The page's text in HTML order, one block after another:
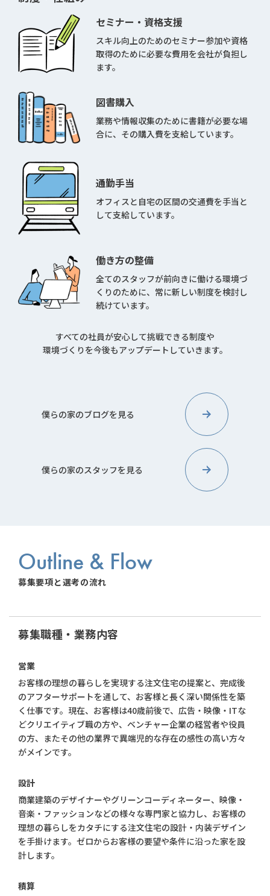
セミナー・資格支援
スキル向上のためのセミナー参加や資格
取得のために必要な費用を会社が負担し
ます。
図書購入
業務や情報収集のために書籍が必要な場
合に、その購入費を支給しています。
通勤手当
オフィスと自宅の区間の交通費を手当と
して支給しています。
働き方の整備
全てのスタッフが前向きに働ける環境づ
くりのために、常に新しい制度を検討し
続けています。
すべての社員が安心して挑戦できる制度や
環境づくりを今後もアップデートしていきます。
僕らの家のブログを見る
僕らの家のスタッフを見る
Outline & Flow
募集要項と選考の流れ
募集職種・ 業務内容
営業
お客様の理想の暮らしを実現する注文住宅の提案と、完成後
のアフターサポートを通して、お客様と長く深い関係性を築
く仕事です。現在、お客様は40歳前後で、広告・映像・ITな
どクリエイティブ職の方や、ベンチャー企業の経営者や役員
の方、またその他の業界で異端児的な存在の感性の高い方々
がメインです。
設計
商業建築のデザイナーやグリーンコーディネーター、映像・
音楽・ファッションなどの様々な専門家と協力し、お客様の
理想の暮らしをカタチにする注文住宅の設計・内装デザイン
を手掛けます。ゼロからお客様の要望や条件に沿った家を設
計します。
積算